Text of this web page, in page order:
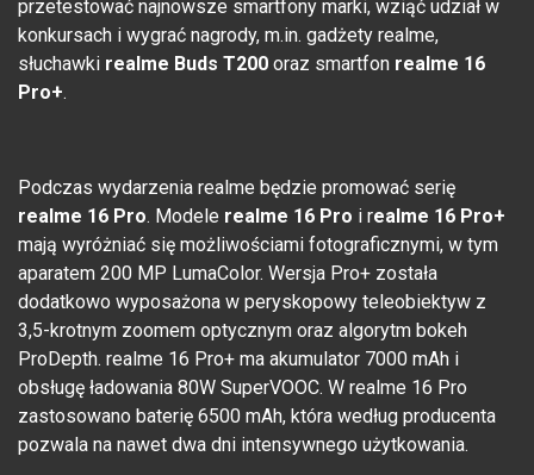
przetestować najnowsze smartfony marki, wziąć udział w
konkursach i wygrać nagrody, m.in. gadżety realme,
słuchawki realme Buds T200 oraz smartfon realme 16
Pro+.
Podczas wydarzenia realme będzie promować serię
realme 16 Pro. Modele realme 16 Pro i realme 16 Pro+
mają wyróżniać się możliwościami fotograficznymi, w tym
aparatem 200 MP LumaColor. Wersja Pro+ została
dodatkowo wyposażona w peryskopowy teleobiektyw z
3,5-krotnym zoomem optycznym oraz algorytm bokeh
ProDepth. realme 16 Pro+ ma akumulator 7000 mAh i
obsługę ładowania 80W SuperVOOC. W realme 16 Pro
zastosowano baterię 6500 mAh, która według producenta
pozwala na nawet dwa dni intensywnego użytkowania.